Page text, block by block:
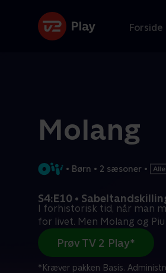
Forside
Molang
• Børn • 2 sæsoner •
S4:E10 •
I forhistorisk tid, når man
for livet. Men Molang og
Prøv TV 2 Play*
*Kræver pakken Basis.